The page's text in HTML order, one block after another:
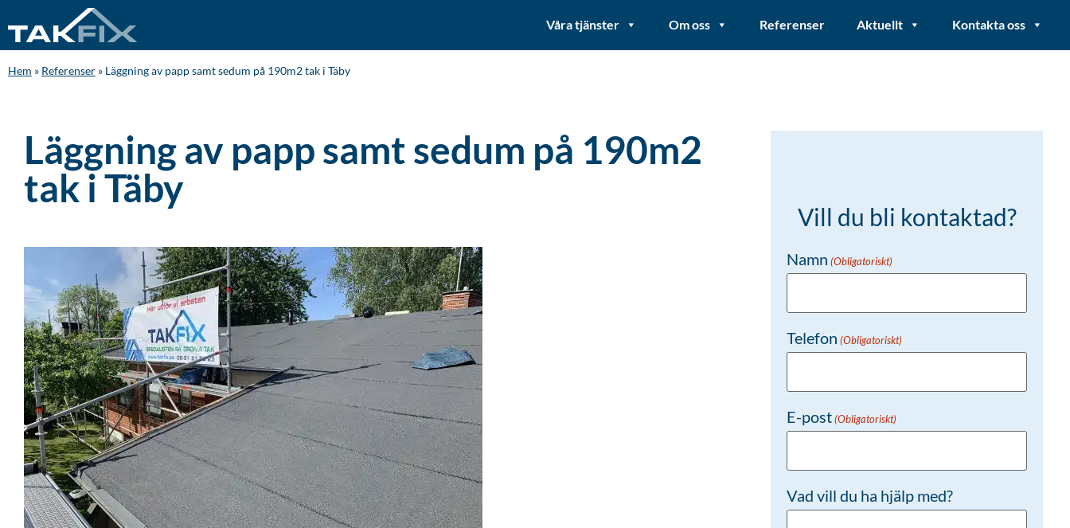
Våra tjänster Om oss Referenser Aktuellt Kontakta oss
Hem » Referenser » Läggning av papp samt sedum på 190m2 tak i Täby
Läggning av papp samt sedum på 190m2
tak i Täby
Vill du bli kontaktad?
Namn (Obligatoriskt)
Telefon (Obligatoriskt)
E-post (Obligatoriskt)
Vad vill du ha hjälp med?